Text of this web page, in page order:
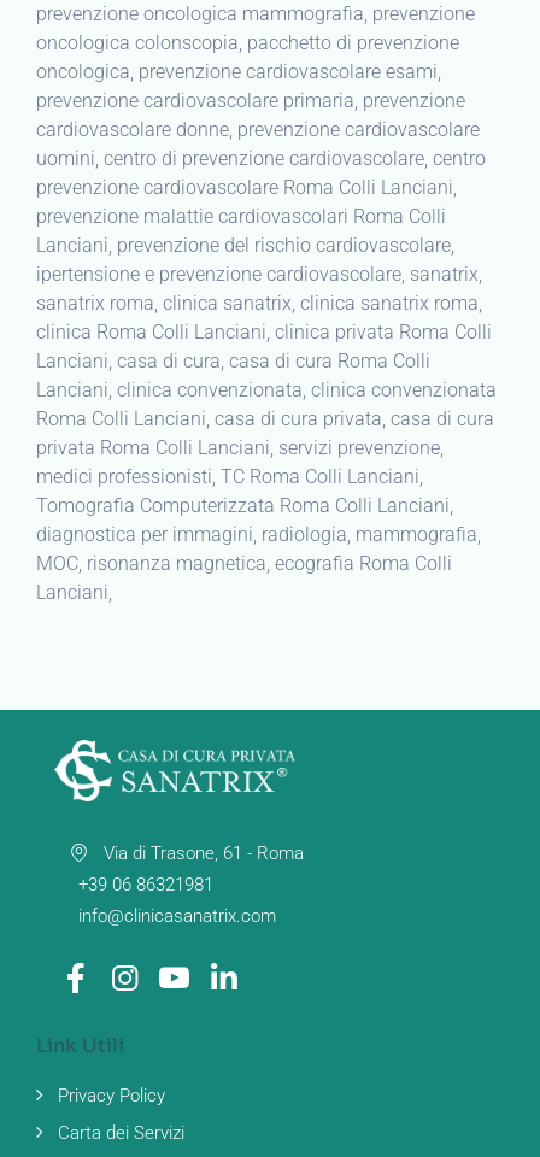
prevenzione oncologica mammografia, prevenzione
oncologica colonscopia, pacchetto di prevenzione
oncologica, prevenzione cardiovascolare esami,
prevenzione cardiovascolare primaria, prevenzione
cardiovascolare donne, prevenzione cardiovascolare
uomini, centro di prevenzione cardiovascolare, centro
prevenzione cardiovascolare Roma Colli Lanciani,
prevenzione malattie cardiovascolari Roma Colli
Lanciani, prevenzione del rischio cardiovascolare,
ipertensione e prevenzione cardiovascolare, sanatrix,
sanatrix roma, clinica sanatrix, clinica sanatrix roma,
clinica Roma Colli Lanciani, clinica privata Roma Colli
Lanciani, casa di cura, casa di cura Roma Colli
Lanciani, clinica convenzionata, clinica convenzionata
Roma Colli Lanciani, casa di cura privata, casa di cura
privata Roma Colli Lanciani, servizi prevenzione,
medici professionisti, TC Roma Colli Lanciani,
Tomografia Computerizzata Roma Colli Lanciani,
diagnostica per immagini, radiologia, mammografia,
MOC, risonanza magnetica, ecografia Roma Colli
Lanciani,
Via di Trasone, 61 - Roma
+39 06 86321981
info@clinicasanatrix.com
Link Utili
Privacy Policy
Carta dei Servizi